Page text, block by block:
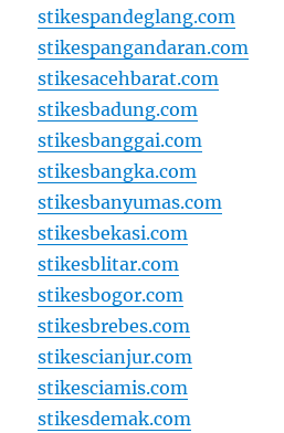
stikespandeglang.com
stikespangandaran.com
stikesacehbarat.com
stikesbadung.com
stikesbanggai.com
stikesbangka.com
stikesbanyumas.com
stikesbekasi.com
stikesblitar.com
stikesbogor.com
stikesbrebes.com
stikescianjur.com
stikesciamis.com
stikesdemak.com